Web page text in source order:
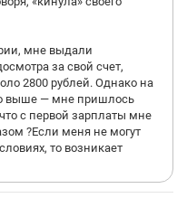
мне выдали
за свой счет,
2800 рублей. Однако на
выше — мне пришлось
с первой зарплаты мне
?Если меня не могут
то возникает